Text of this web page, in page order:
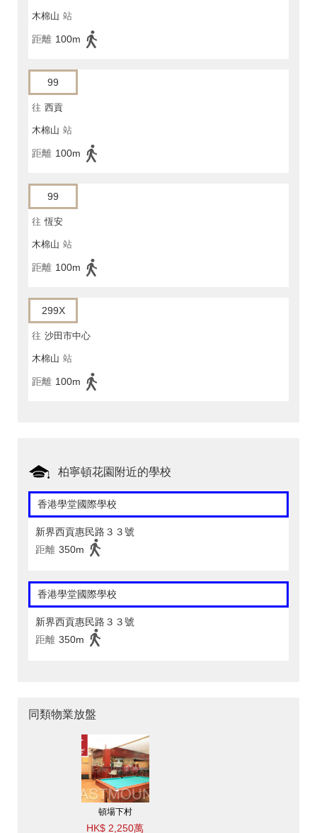
木棉山 站
距離 100m
99
往 西貢
木棉山 站
距離 100m
99
往 恆安
木棉山 站
距離 100m
299X
往 沙田市中心
木棉山 站
距離 100m
柏寧頓花園附近的學校
香港學堂國際學校
新界西貢惠民路３３號
距離 350m
香港學堂國際學校
新界西貢惠民路３３號
距離 350m
同類物業放盤
頓場下村
HK$ 2,250萬